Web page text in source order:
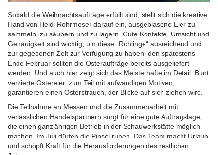
Sobald die Weihnachtsaufträge erfüllt sind, stellt sich die kreative
Hand von Heidi Rohrmoser darauf ein, ausgeblasene Eier zu
sammeln, zu säubern und zu lagern. Gute Kontakte, Umsicht und
Genauigkeit sind wichtig, um diese „Rohlinge“ ausreichend und
zur gegebenen Zeit zur Verfügung zu haben, den spätestens
Ende Februar sollten die Osteraufträge bereits ausgeliefert
werden. Und auch hier zeigt sich das Meisterhafte im Detail. Bunt
verzierte Ostereier, zum Teil mit aufwändigen Motiven,
garantieren einen Osterstrauch, der Blicke auf sich ziehen wird.
Die Teilnahme an Messen und die Zusammenarbeit mit
verlässlichen Handelspartnern sorgt für eine gute Auftragslage,
die einen ganzjährigen Betrieb in der Schauwerkstätte möglich
machen. Im Juli dürfen die Pinsel ruhen. Das Team macht Urlaub
und schöpft Kraft für die Herausforderungen des restlichen